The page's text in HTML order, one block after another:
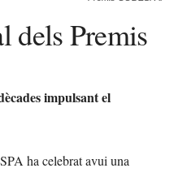
dels Premis
impulsant el
ha celebrat avui una